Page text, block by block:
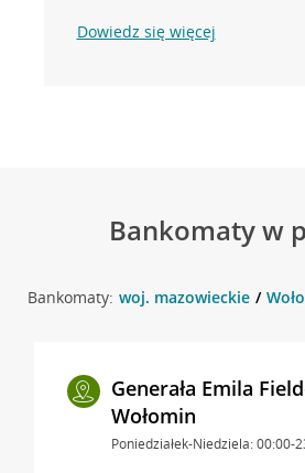
Dowiedz się więcej
Bankomaty w
Bankomaty: woj. mazowieckie
Generała Emila
Wołomin
Poniedziałek-Niedziela: 00:00-